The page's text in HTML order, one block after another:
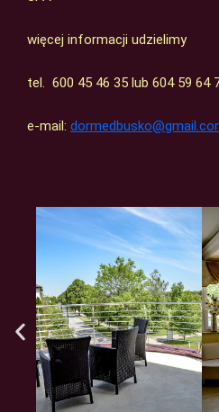
więcej informacji udzielimy
tel. 600 45 46 35 lub 604 59 64
e-mail: